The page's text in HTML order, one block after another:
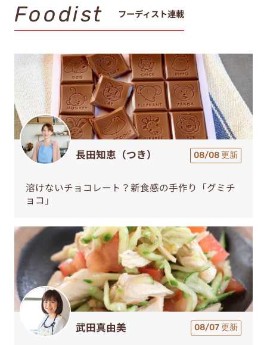
Foodist フーディスト連載
長田知恵（つき） 08/08 更新
溶けないチョコレート？新食感の手作り「グミチ
ョコ」
武田真由美 08/07 更新